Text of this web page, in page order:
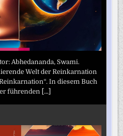
Abhedananda, Swami.
Welt der Reinkarnation
In diesem Buch
führenden [...]